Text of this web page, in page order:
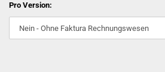
Pro Version: